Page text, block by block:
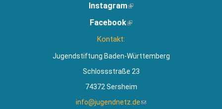
Instagram(Link
extern)
Facebook(Link
Kontakt:
Jugendstiftung Baden-Württemberg
Schlossstraße 23
74372 Sersheim
info@jugendnetz.de(Link